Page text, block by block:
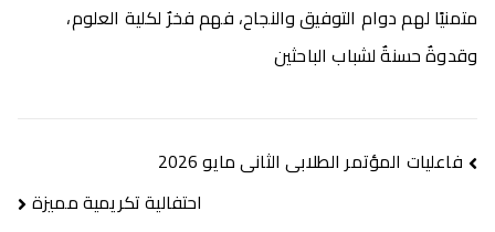
متمنيًا لهم دوام التوفيق والنجاح، فهم فخرٌ لكلية العلوم،
وقدوةٌ حسنةٌ لشباب الباحثين
فاعليات المؤتمر الطلابى الثانى مايو 2026
احتفالية تكريمية مميزة